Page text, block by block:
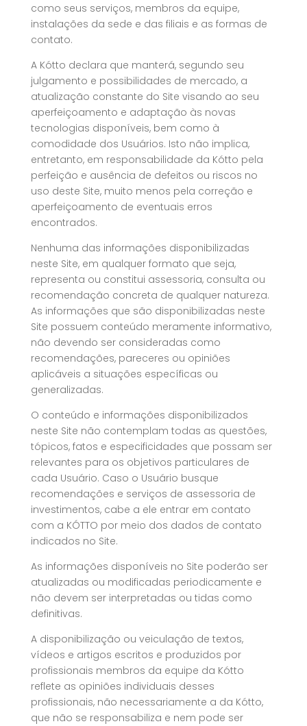
como seus serviços, membros da equipe,
instalações da sede e das filiais e as formas de
contato.
A Kótto declara que manterá, segundo seu
julgamento e possibilidades de mercado, a
atualização constante do Site visando ao seu
aperfeiçoamento e adaptação às novas
tecnologias disponíveis, bem como à
comodidade dos Usuários. Isto não implica,
entretanto, em responsabilidade da Kótto pela
perfeição e ausência de defeitos ou riscos no
uso deste Site, muito menos pela correção e
aperfeiçoamento de eventuais erros
encontrados.
Nenhuma das informações disponibilizadas
neste Site, em qualquer formato que seja,
representa ou constitui assessoria, consulta ou
recomendação concreta de qualquer natureza.
As informações que são disponibilizadas neste
Site possuem conteúdo meramente informativo,
não devendo ser consideradas como
recomendações, pareceres ou opiniões
aplicáveis a situações específicas ou
generalizadas.
O conteúdo e informações disponibilizados
neste Site não contemplam todas as questões,
tópicos, fatos e especificidades que possam ser
relevantes para os objetivos particulares de
cada Usuário. Caso o Usuário busque
recomendações e serviços de assessoria de
investimentos, cabe a ele entrar em contato
com a KÓTTO por meio dos dados de contato
indicados no Site.
As informações disponíveis no Site poderão ser
atualizadas ou modificadas periodicamente e
não devem ser interpretadas ou tidas como
definitivas.
A disponibilização ou veiculação de textos,
vídeos e artigos escritos e produzidos por
profissionais membros da equipe da Kótto
reflete as opiniões individuais desses
profissionais, não necessariamente a da Kótto,
que não se responsabiliza e nem pode ser